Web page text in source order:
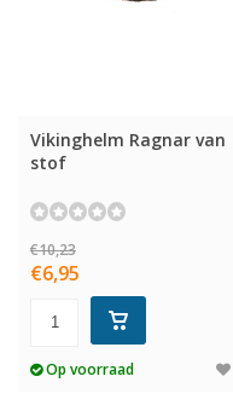
Vikinghelm Ragnar van
stof
€10,23
€6,95
Op voorraad